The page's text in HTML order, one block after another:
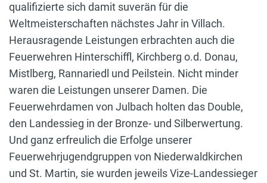
qualifizierte sich damit suverän für die
Weltmeisterschaften nächstes Jahr in Villach.
Herausragende Leistungen erbrachten auch die
Feuerwehren Hinterschiffl, Kirchberg o.d. Donau,
Mistlberg, Rannariedl und Peilstein. Nicht minder
waren die Leistungen unserer Damen. Die
Feuerwehrdamen von Julbach holten das Double,
den Landessieg in der Bronze- und Silberwertung.
Und ganz erfreulich die Erfolge unserer
Feuerwehrjugendgruppen von Niederwaldkirchen
und St. Martin, sie wurden jeweils Vize-Landessieger